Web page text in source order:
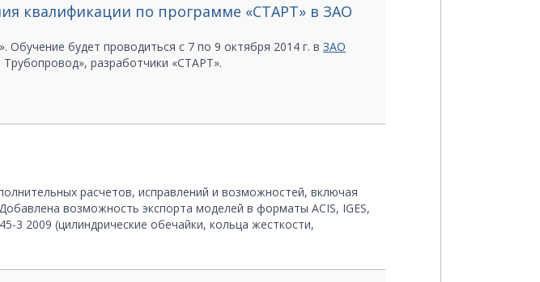
квалификации по программе «СТАРТ» в ЗАО
будет проводиться с 7 по 9 октября 2014 г. вЗАО
разработчики «СТАРТ».
расчетов, исправлений и возможностей, включая
возможность экспорта моделей в форматы ACIS, IGES,
3 2009 (цилиндрические обечайки, кольца жесткости,
рекомендуется установить данную версию программы.